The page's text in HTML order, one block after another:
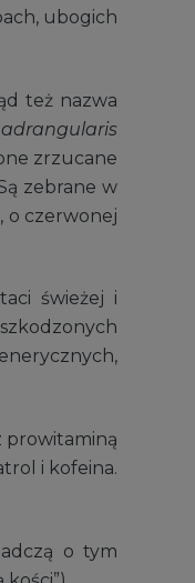
ubogich
też nazwa
zrzucane
zebrane w
o czerwonej
świeżej i
prowitaminą
i kofeina.
o tym